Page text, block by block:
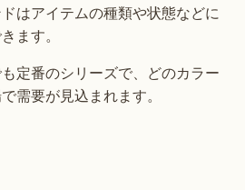
はアイテムの種類や状態などに
ます。
定番のシリーズで、どのカラー
需要が見込まれます。